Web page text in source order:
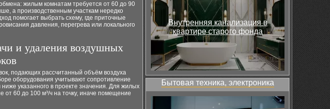
жилым комнатам требуется от 60 до 90
а производственным участкам нередко
помогает выбрать схему, где приточные
давления, перегрева или локального
и удаления воздушных
подающих рассчитанный объём воздуха
оборудования учитывают сопротивление
указанного в проекте значения. Для жилых
от 60 до 100 м³/ч на точку, иначе помещение
Внутренняя канализация в
квартире старого фонда
Бытовая техника, электроника